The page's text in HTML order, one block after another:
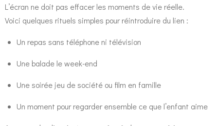
L’écran ne doit pas effacer les moments de vie réelle.
Voici quelques rituels simples pour réintroduire du lien :
Un repas sans téléphone ni télévision
Une balade le week-end
Une soirée jeu de société ou film en famille
Un moment pour regarder ensemble ce que l’enfant aime